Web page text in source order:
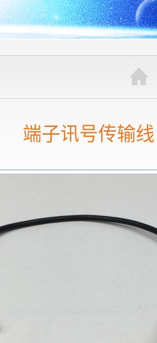
端子讯号传输线